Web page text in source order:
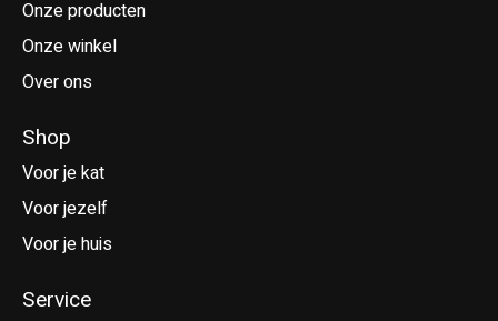
Onze producten
Onze winkel
Over ons
Shop
Voor je kat
Voor jezelf
Voor je huis
Service